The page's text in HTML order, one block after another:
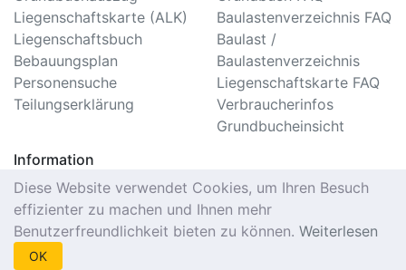
Liegenschaftskarte (ALK)
Liegenschaftsbuch
Bebauungsplan
Personensuche
Teilungserklärung
Baulastenverzeichnis FAQ
Baulast /
Baulastenverzeichnis
Liegenschaftskarte FAQ
Verbraucherinfos
Grundbucheinsicht
Information
Impressum/Kontakt
Datenschutzerklärung
Nutzungsbedingungen
Seitenverzeichnis
Diese Website verwendet Cookies, um Ihren Besuch
effizienter zu machen und Ihnen mehr
Benutzerfreundlichkeit bieten zu können. Weiterlesen
OK